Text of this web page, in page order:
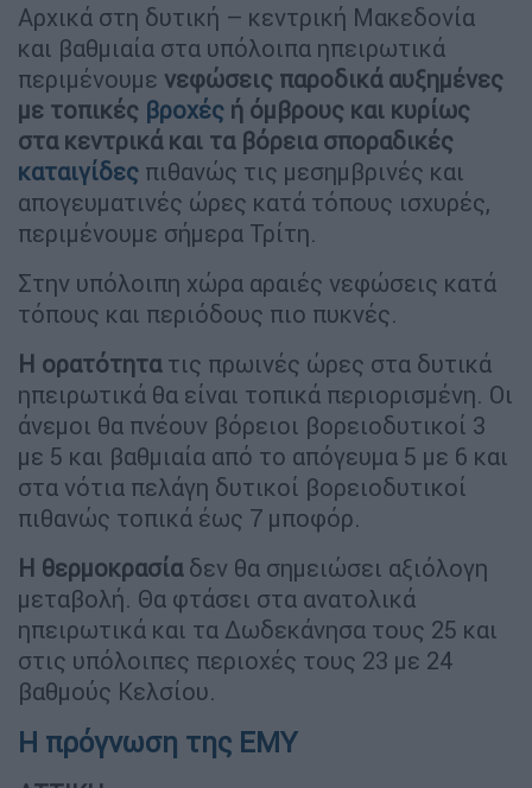
Αρχικά στη δυτική – κεντρική Μακεδονία
και βαθμιαία στα υπόλοιπα ηπειρωτικά
περιμένουμε νεφώσεις παροδικά αυξημένες
με τοπικές βροχές ή όμβρους και κυρίως
στα κεντρικά και τα βόρεια σποραδικές
καταιγίδες πιθανώς τις μεσημβρινές και
απογευματινές ώρες κατά τόπους ισχυρές,
περιμένουμε σήμερα Τρίτη.
Στην υπόλοιπη χώρα αραιές νεφώσεις κατά
τόπους και περιόδους πιο πυκνές.
Η ορατότητατις πρωινές ώρες στα δυτικά
ηπειρωτικά θα είναι τοπικά περιορισμένη. Οι
άνεμοι θα πνέουν βόρειοι βορειοδυτικοί 3
με 5 και βαθμιαία από το απόγευμα 5 με 6 και
στα νότια πελάγη δυτικοί βορειοδυτικοί
πιθανώς τοπικά έως 7 μποφόρ.
Η θερμοκρασίαδεν θα σημειώσει αξιόλογη
μεταβολή. Θα φτάσει στα ανατολικά
ηπειρωτικά και τα Δωδεκάνησα τους 25 και
στις υπόλοιπες περιοχές τους 23 με 24
βαθμούς Κελσίου.
Η πρόγνωση της ΕΜΥ